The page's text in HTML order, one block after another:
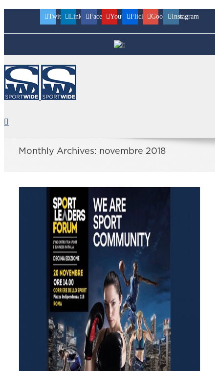
TwitterLinkedinFacebookYoutubeFlickr GoogleplusInstagram
Monthly Archives: novembre 2018